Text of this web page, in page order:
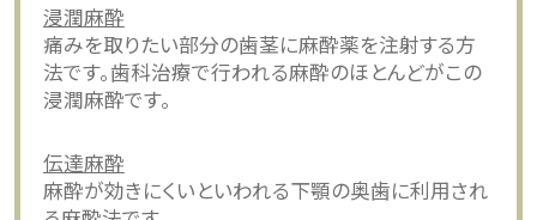
浸潤麻酔
痛みを取りたい部分の歯茎に麻酔薬を注射する方
法です。歯科治療で行われる麻酔のほとんどがこの
浸潤麻酔です。
伝達麻酔
麻酔が効きにくいといわれる下顎の奥歯に利用され